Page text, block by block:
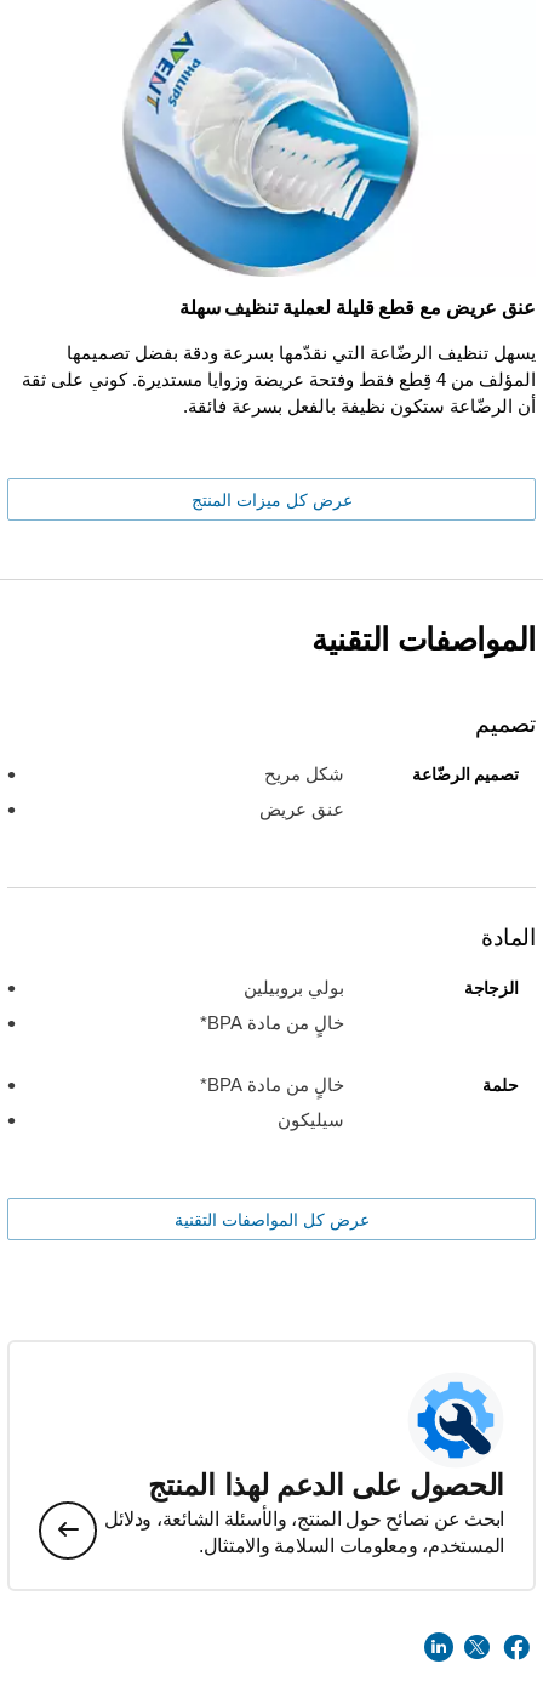
عنق عريض مع قطع قليلة لعملية تنظيف سهلة
يسهل تنظيف الرضّاعة التي نقدّمها بسرعة ودقة بفضل تصميمها
المؤلف من 4 قِطع فقط وفتحة عريضة وزوايا مستديرة. كوني على ثقة
أن الرضّاعة ستكون نظيفة بالفعل بسرعة فائقة.
عرض كل ميزات المنتج
المواصفات التقنية
تصميم
تصميم الرضّاعة
شكل مريح
عنق عريض
المادة
الزجاجة
بولي بروبيلين
خالٍ من مادة BPA*
حلمة
خالٍ من مادة BPA*
سيليكون
عرض كل المواصفات التقنية
الحصول على الدعم لهذا المنتج
ابحث عن نصائح حول المنتج، والأسئلة الشائعة، ودلائل
المستخدم، ومعلومات السلامة والامتثال.